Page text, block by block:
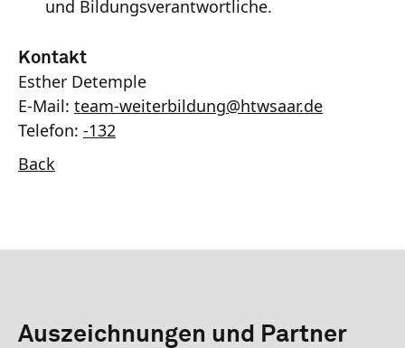
und Bildungsverantwortliche.
Kontakt
Esther Detemple
E-Mail: team-weiterbildung@htwsaar.de
Telefon: -132
Back
Auszeichnungen und Partner